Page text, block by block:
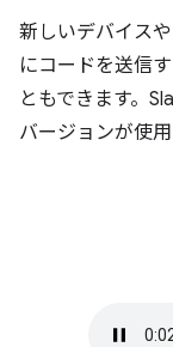
新しいデバイス
にコードを送信
ともできます。
バージョンが使用